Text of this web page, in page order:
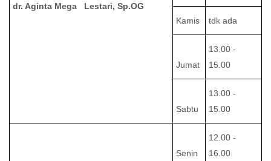
dr. Aginta Mega Lestari, Sp.OG
Kamis tdk ada
Jumat
13.00 -
15.00
Sabtu
13.00 -
15.00
Senin
12.00 -
16.00